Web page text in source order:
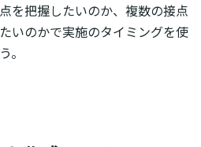
を把握したいのか、複数の接点
いのかで実施のタイミングを使
。